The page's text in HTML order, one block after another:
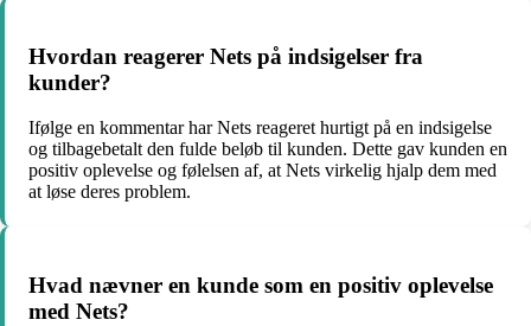
Hvordan reagerer Nets på indsigelser fra
kunder?
Ifølge en kommentar har Nets reageret hurtigt på en indsigelse
og tilbagebetalt den fulde beløb til kunden. Dette gav kunden en
positiv oplevelse og følelsen af, at Nets virkelig hjalp dem med
at løse deres problem.
Hvad nævner en kunde som en positiv oplevelse
med Nets?